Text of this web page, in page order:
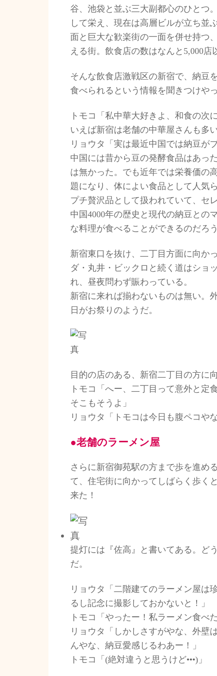
谷、池袋と並ぶ三大副都心のひとつ
して栄え、現在は高層ビルが立ち並
面と巨大な歓楽街の一面を併せ持つ
える街。飲食店の数はなんと5,000店
そんな飲食店激戦区の新宿で、納豆
食べられるという情報を聞きつけや
トモコ「私中華大好きよ、和食の次
いえば新宿は老舗の中華屋さんも多
リョウタ「実は最近中国では納豆が
中国には昔から豆の発酵食品はあっ
は無かった。でも近年では栄養価の
題になり、体によい食品として人気
プチ贅沢品として扱われていて、セ
中国4000年の歴史と現代の納豆との
な料理が食べることができるのだろ
新宿東口を抜け、二丁目方面に向か
ダ・丸井・ビックロと続く道はショ
れ、昼夜問わず賑わっている。
新宿に来れば揃わないものは無い。
日がお祭りのようだ。
目的の店のある、新宿二丁目の方に
トモコ「へー、二丁目って意外と定
そこもそうよ」
リョウタ「トモコは今日も腹ペコや
●老舗のラーメン屋
さらに新宿御苑駅の方まで歩を進め
て、住宅街に向かってしばらく歩く
来た！
提灯には『佐高』と書いてある。ど
だ。
リョウタ「二階建てのラーメン屋は
るし記念に撮影しておかないと！」
トモコ「やったー！私ラーメン食べ
リョウタ「しかしさすがやな、外壁
んやな、納豆愛感じるわあー！」
トモコ「(絶対違うと思うけど•••)」